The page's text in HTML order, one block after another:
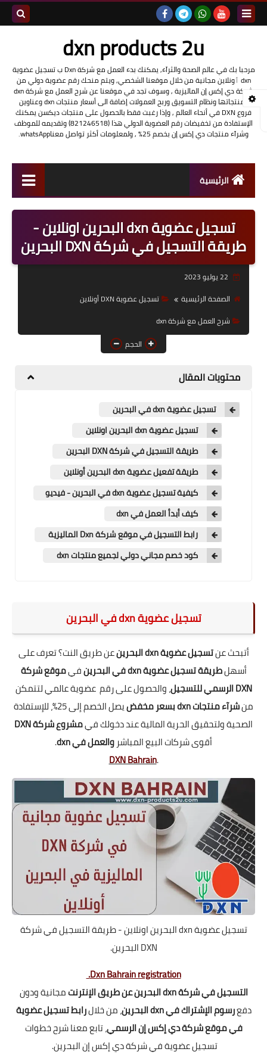
dxn products 2u
مرحبا بك في عالم الصحة والثرآء, يمكنك بدء العمل مع شركة Dxn ب تسجيل عضوية
dxn ٲونلاين مجانية من خلال موقعنا الشخصي, ويتم منحك رقم عضوية دولي من
شركة دي إكس إن الماليزية , وسوف تجد في موقعنا عن شرح العمل مع شركة dxn
ومنتجاتها ونظام التسويق وربح العمولات إضافة الى أسعار منتجات dxn وعناوين
فروع DXN في أنحاء العالم , وإذا رغبت فقط بالحصول على منتجات ديكسن يمكنك
الإستفادة من تخفيضات رقم العضوية الدولي هذا (821246518) وتقديمه للموظف
وشرآء منتجات دي إكس إن بخصم 25% , ولمعلومات أكثر تواصل معناwhatsApp.
الرئيسية
شرح العمل مع شركة dxn
تسجيل عضوية DXN أونلاين
منتجات شركة dxn وفوائدها
DXN
تسجيل عضوية dxn البحرين اونلاين -
طريقة التسجيل في شركة DXN البحرين
الصفحة الرئيسية
تسجيل عضوية DXN أونلاين
شرح العمل مع شركة dxn
الحجم
محتويات المقال
تسجيل عضوية dxn في البحرين
تسجيل عضوية dxn البحرين اونلاين
طريقة التسجيل في شركة DXN البحرين
طريقة تفعيل عضوية dxn البحرين أونلاين
كيفية تسجيل عضوية dxn في البحرين - فيديو
كيف أبدأ العمل في dxn
رابط التسجيل في موقع شركة Dxn الماليزية
كود خصم مجاني دولي لجميع منتجات dxn
تسجيل عضوية dxn في البحرين
أتبحث عنتسجيل عضوية dxn البحرين
عن طريق النت؟ تعرف على
أسهلطريقة تسجيل عضوية dxn في البحرين فيموقع شركة
DXN الرسمي للتسجيل
، والحصول على رقم عضوية عالمي لتتمكن
منشرآء منتجات dxn بسعر مخفض
يصل الخصم إلى 25%، للإستفادة
الصحية ولتحقيق الحرية المالية عند دخولك فيمشروع شركة DXN
أقوى شركات البيع المباشروالعمل في dxn
.
.
DXN Bahrain
تسجيل عضوية dxn البحرين اونلاين - طريقة التسجيل في شركة
DXN البحرين.
Dxn Bahrain registration.
التسجيل في شركة dxn البحرين عن طريق الإنترنت
مجانية ودون
دفعرسوم الإشتراك في dxn البحرين ، من خلالرابط تسجيل عضوية
في موقع شركة دي إكس إن الرسمي،تابع معنا شرح خطوات
تسجيل عضوية في شركة دي إكس إن البحرين.